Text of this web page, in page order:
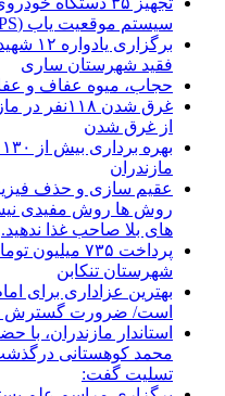
سیستم موقعیت یاب (GPS) در ساری
فقید شهرستان ساری
حجاب، میوه عفاف و
غرق شدن
از غرق شدن
مازندران
عقیم سازی و حذف
روش ها روش مفیدی
های بلا صاحب غذا ندهید.
پرداخت ۷۳۵
شهرستان تنکابن
بهترین عزاداری برای
است/ ضرورت گسترش
استاندار مازندران،
محمد کوهستانی
تسلیت گفت: